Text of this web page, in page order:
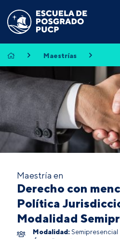
Maestrías
Maestría en
Derecho con
Política
Modalidad
Modalidad: Semipresencial